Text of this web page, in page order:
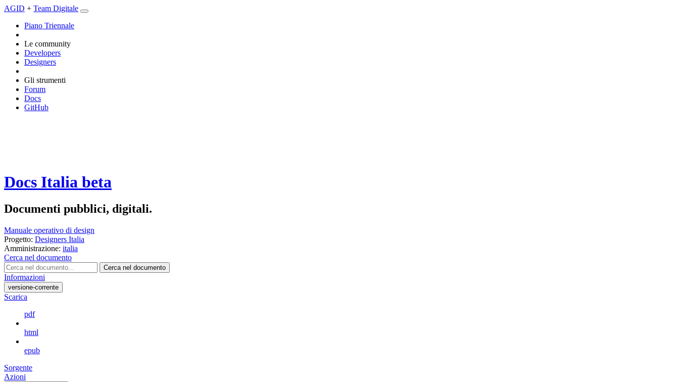
AGID + Team Digitale
Piano Triennale
Le community
Developers
Designers
Gli strumenti
Forum
Docs
GitHub
Docs Italia beta
Documenti pubblici, digitali.
Manuale operativo di design
Progetto: Designers Italia
Amministrazione: italia
Cerca nel documento
Cerca nel documento
Informazioni
versione-corrente
Scarica
pdf
html
epub
Sorgente
Azioni